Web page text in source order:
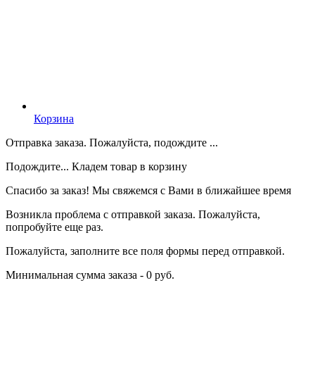
Корзина
Отправка заказа. Пожалуйста, подождите ...
Подождите... Кладем товар в корзину
Спасибо за заказ! Мы свяжемся с Вами в ближайшее время
Возникла проблема с отправкой заказа. Пожалуйста,
попробуйте еще раз.
Пожалуйста, заполните все поля формы перед отправкой.
Минимальная сумма заказа - 0 руб.